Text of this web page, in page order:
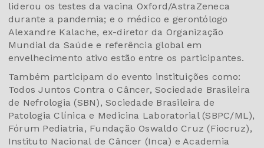
liderou os testes da vacina Oxford/AstraZeneca
durante a pandemia; e o médico e gerontólogo
Alexandre Kalache, ex-diretor da Organização
Mundial da Saúde e referência global em
envelhecimento ativo estão entre os participantes.
Também participam do evento instituições como:
Todos Juntos Contra o Câncer, Sociedade Brasileira
de Nefrologia (SBN), Sociedade Brasileira de
Patologia Clínica e Medicina Laboratorial (SBPC/ML),
Fórum Pediatria, Fundação Oswaldo Cruz (Fiocruz),
Instituto Nacional de Câncer (Inca) e Academia